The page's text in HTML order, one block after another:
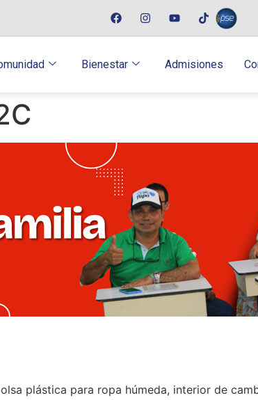
Bienestar Admisiones
plástica para ropa húmeda, interior de